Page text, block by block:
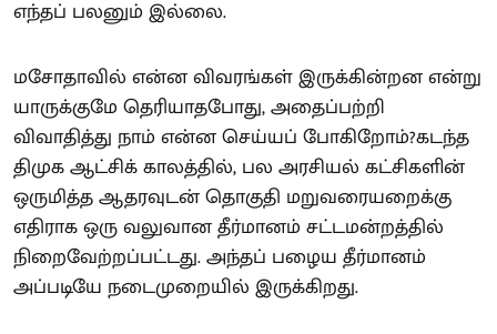
எந்தப் பலனும் இல்லை.
மசோதாவில் என்ன விவரங்கள் இருக்கின்றன என்று
யாருக்குமே தெரியாதபோது, அதைப்பற்றி
விவாதித்து நாம் என்ன செய்யப் போகிறோம்?கடந்த
திமுக ஆட்சிக் காலத்தில், பல அரசியல் கட்சிகளின்
ஒருமித்த ஆதரவுடன் தொகுதி மறுவரையறைக்கு
எதிராக ஒரு வலுவான தீர்மானம் சட்டமன்றத்தில்
நிறைவேற்றப்பட்டது. அந்தப் பழைய தீர்மானம்
அப்படியே நடைமுறையில் இருக்கிறது.